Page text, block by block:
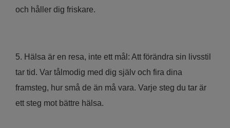
och håller dig friskare.
5. Hälsa är en resa, inte ett mål: Att förändra sin livsstil
tar tid. Var tålmodig med dig själv och fira dina
framsteg, hur små de än må vara. Varje steg du tar är
ett steg mot bättre hälsa.